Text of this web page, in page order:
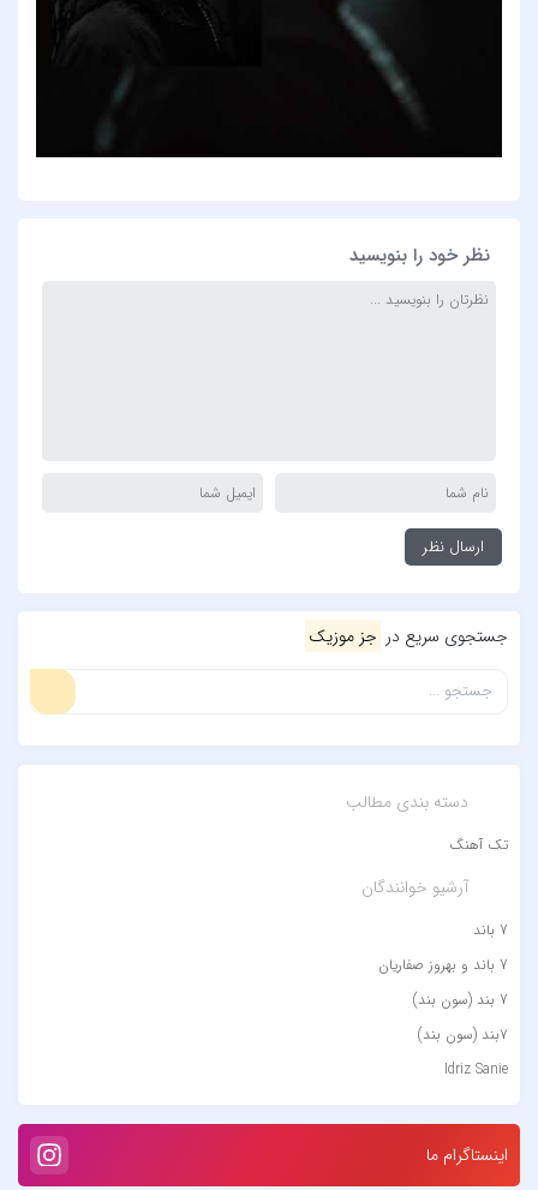
نظر خود را بنویسید
جستجوی سریع در جز موزیک
دسته بندی مطالب
تک آهنگ
آرشیو خوانندگان
7 باند
7 باند و بهروز صفاریان
7 بند (سون بند)
۷بند (سون بند)
Idriz Sanie
اینستاگرام ما